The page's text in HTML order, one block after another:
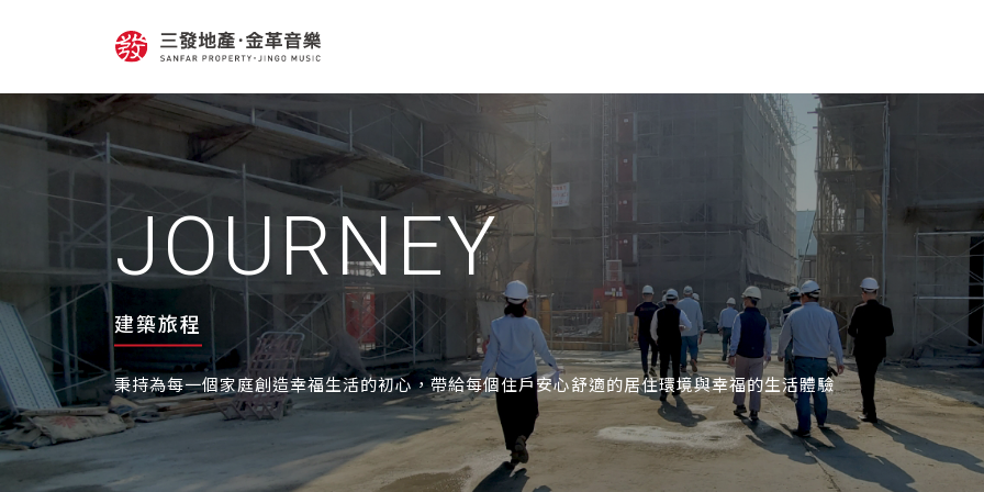
JOURNEY
建築旅程
秉持為每一個家庭創造幸福生活的初心，帶給每個住戶安心舒適的居住環境與幸福的生活體驗